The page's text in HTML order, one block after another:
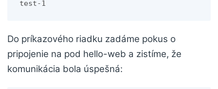
test-1
Do príkazového riadku zadáme pokus o
pripojenie na pod hello-web a zistíme, že
komunikácia bola úspešná: